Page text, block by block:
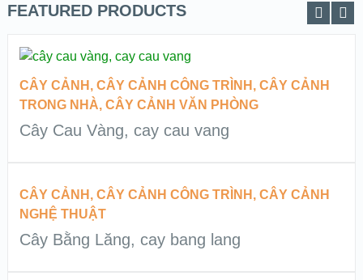
FEATURED PRODUCTS
QUICK LOOK
VIEW DETAILS
ĐỌC TIẾP
CÂY CẢNH , CÂY CẢNH CÔNG TRÌNH , CÂY CẢNH
TRONG NHÀ, CÂY CẢNH VĂN PHÒNG
Cây Cau Vàng, cay cau vang
QUICK LOOK
CÂY CẢNH , CÂY CẢNH CÔNG TRÌNH , CÂY CẢNH
NGHỆ THUẬT
Cây Bằng Lăng, cay bang lang